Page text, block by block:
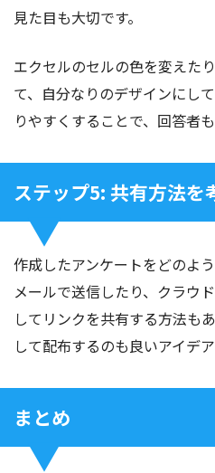
見た目も大切です。
エクセルのセルの色を変えた
て、自分なりのデザインにし
りやすくすることで、回答者
ステップ5: 共有方法を
作成したアンケートをどのよ
メールで送信したり、クラウ
してリンクを共有する方法も
して配布するのも良いアイデア
まとめ